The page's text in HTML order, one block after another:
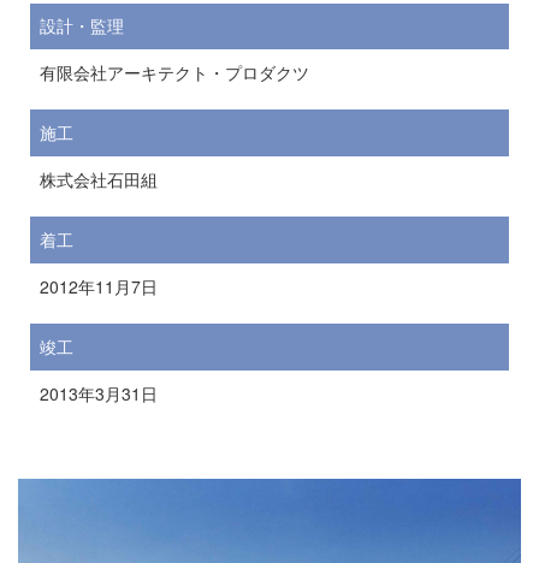
設計・監理
有限会社アーキテクト・プロダクツ
施工
株式会社石田組
着工
2012年11月7日
竣工
2013年3月31日